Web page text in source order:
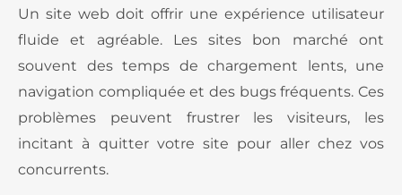
Un site web doit offrir une expérience utilisateur
fluide et agréable. Les sites bon marché ont
souvent des temps de chargement lents, une
navigation compliquée et des bugs fréquents. Ces
problèmes peuvent frustrer les visiteurs, les
incitant à quitter votre site pour aller chez vos
concurrents.